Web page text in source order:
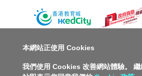
人才招募
聯絡我們
本網站正使用 Cookies
我們使用 Cookies 改善網站體驗。 繼